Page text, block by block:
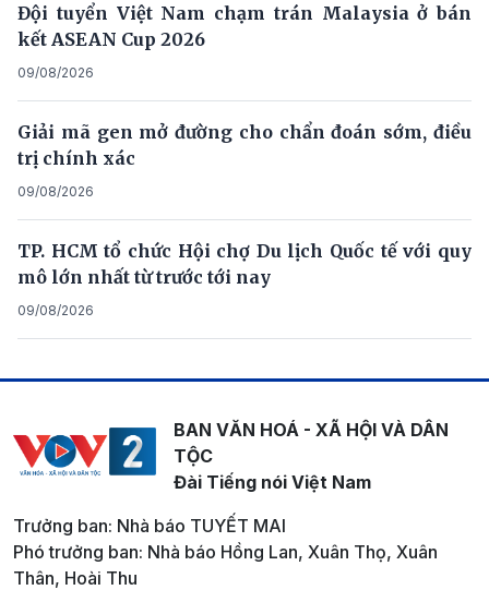
Đội tuyển Việt Nam chạm trán Malaysia ở bán
kết ASEAN Cup 2026
09/08/2026
Giải mã gen mở đường cho chẩn đoán sớm, điều
trị chính xác
09/08/2026
TP. HCM tổ chức Hội chợ Du lịch Quốc tế với quy
mô lớn nhất từ trước tới nay
09/08/2026
BAN VĂN HOÁ - XÃ HỘI VÀ DÂN
TỘC
Đài Tiếng nói Việt Nam
Trưởng ban: Nhà báo TUYẾT MAI
Phó trưởng ban: Nhà báo Hồng Lan, Xuân Thọ, Xuân
Thân, Hoài Thu